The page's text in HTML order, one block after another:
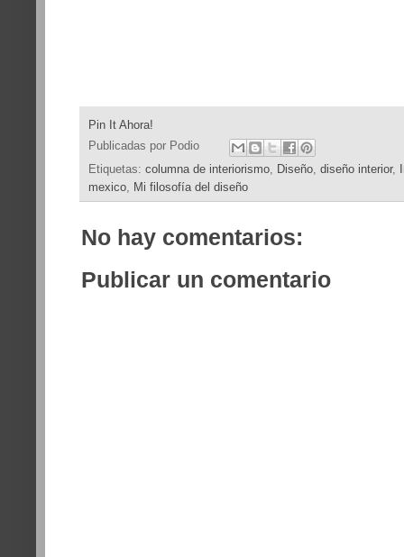
Pin It Ahora!
Publicadas por Podio
Etiquetas: columna de interiorismo Diseño diseño interior,
mexico
Mi filosofía del diseño
No hay comentarios:
Publicar un comentario